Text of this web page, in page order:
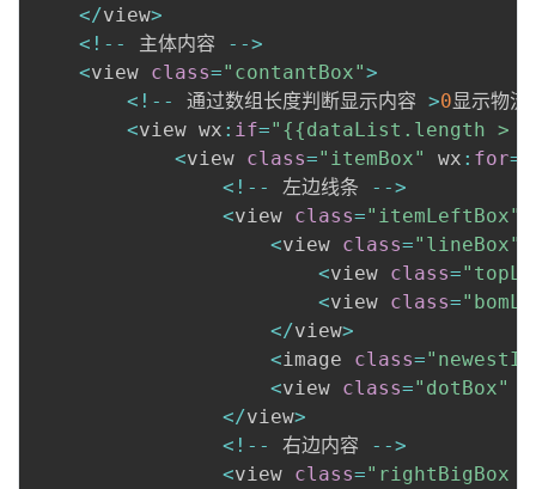
</view>
< ! -- 主体内容 -->
<view class="contantBox">
< ! -- 通过数组长度判断显示内容 >0显示物流
<view wx : if="{{dataList.length >
<view class="itemBox" wx : for=
< ! -- 左边线条 -->
<view class="itemLeftBox"
<view class="lineBox"
<view class=
<view class=
</view>
<image class=
<view class="dotBox"
</view>
< ! -- 右边内容 -->
<view class="rightBigBox